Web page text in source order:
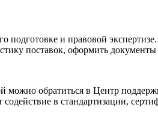
и правовой
поставок, оформить
можно обратиться в Центр
в стандартизации,